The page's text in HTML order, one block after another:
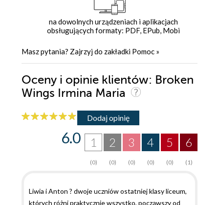
na dowolnych urządzeniach i aplikacjach
obsługujących formaty: PDF, EPub, Mobi
Masz pytania? Zajrzyj do zakładki Pomoc »
Oceny i opinie klientów: Broken
Wings Irmina Maria
Dodaj opinię
6
(1)
5
(0)
4
(0)
3
(0)
2
(0)
1
(0)
6.0
Liwia i Anton ? dwoje uczniów ostatniej klasy liceum,
których różni praktycznie wszystko, począwszy od